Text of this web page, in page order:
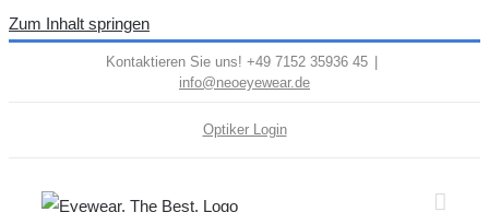
Zum Inhalt springen
Kontaktieren Sie uns! +49 7152 35936 45
info@neoeyewear.de
Optiker Login